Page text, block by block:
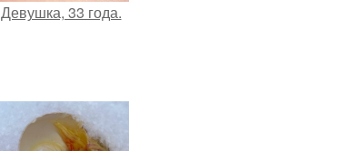
Девушка, 33 года.